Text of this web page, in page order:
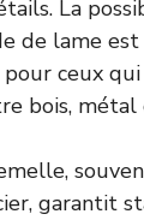
La
de lame
ceux
bois, métal
garantit